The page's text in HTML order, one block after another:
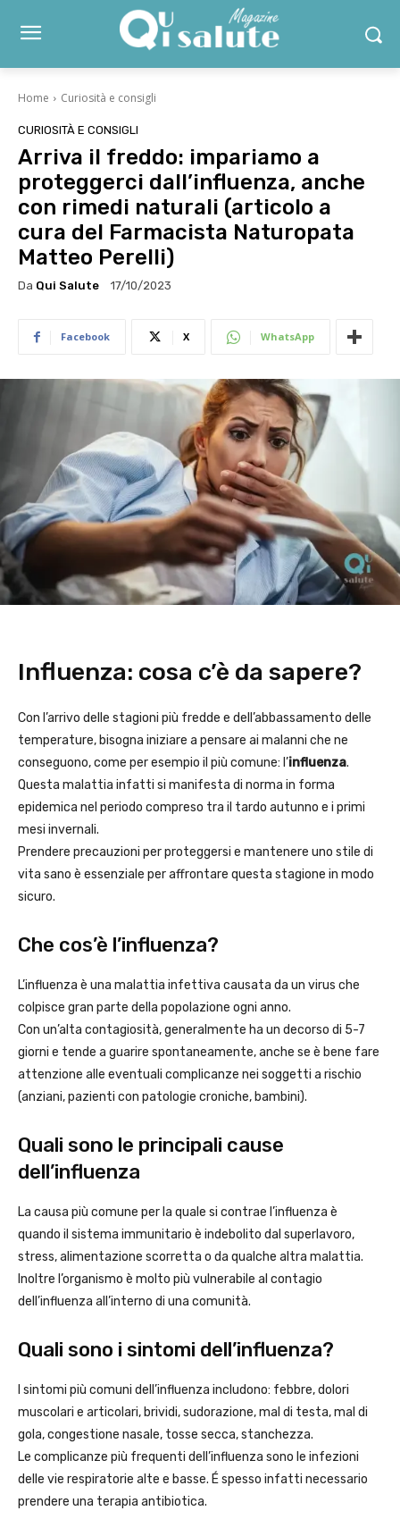
Home Curiosità e consigli
CURIOSITÀ E CONSIGLI
Arriva il freddo: impariamo a
proteggerci dall’influenza, anche
con rimedi naturali (articolo a
cura del Farmacista Naturopata
Matteo Perelli)
Da Qui Salute 17/10/2023
Facebook X WhatsApp
Influenza: cosa c’è da sapere?
Con l’arrivo delle stagioni più fredde e dell’abbassamento delle
temperature, bisogna iniziare a pensare ai malanni che ne
conseguono, come per esempio il più comune: l’influenza.
Questa malattia infatti si manifesta di norma in forma
epidemica nel periodo compreso tra il tardo autunno e i primi
mesi invernali.
Prendere precauzioni per proteggersi e mantenere uno stile di
vita sano è essenziale per affrontare questa stagione in modo
sicuro.
Che cos’è l’influenza?
L’influenza è una malattia infettiva causata da un virus che
colpisce gran parte della popolazione ogni anno.
Con un’alta contagiosità, generalmente ha un decorso di 5-7
giorni e tende a guarire spontaneamente, anche se è bene fare
attenzione alle eventuali complicanze nei soggetti a rischio
(anziani, pazienti con patologie croniche, bambini).
Quali sono le principali cause
dell’influenza
La causa più comune per la quale si contrae l’influenza è
quando il sistema immunitario è indebolito dal superlavoro,
stress, alimentazione scorretta o da qualche altra malattia.
Inoltre l’organismo è molto più vulnerabile al contagio
dell’influenza all’interno di una comunità.
Quali sono i sintomi dell’influenza?
I sintomi più comuni dell’influenza includono: febbre, dolori
muscolari e articolari, brividi, sudorazione, mal di testa, mal di
gola, congestione nasale, tosse secca, stanchezza.
Le complicanze più frequenti dell’influenza sono le infezioni
delle vie respiratorie alte e basse. É spesso infatti necessario
prendere una terapia antibiotica.